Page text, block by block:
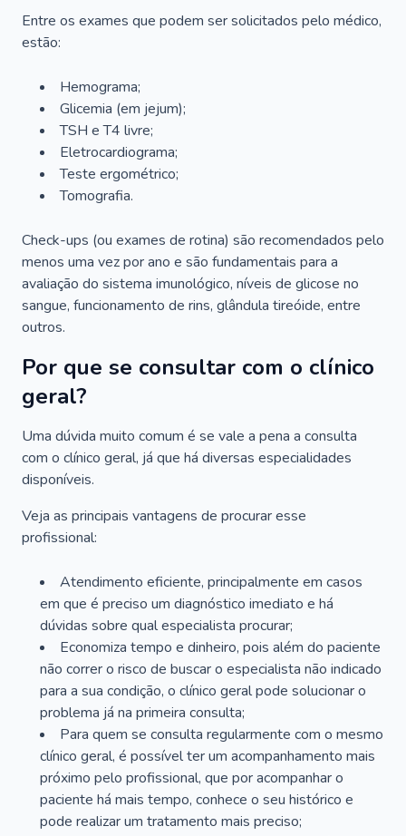
Entre os exames que podem ser solicitados pelo médico,
estão:
Hemograma;
Glicemia (em jejum);
TSH e T4 livre;
Eletrocardiograma;
Teste ergométrico;
Tomografia.
Check-ups (ou exames de rotina) são recomendados pelo
menos uma vez por ano e são fundamentais para a
avaliação do sistema imunológico, níveis de glicose no
sangue, funcionamento de rins, glândula tireóide, entre
outros.
Por que se consultar com o clínico
geral?
Uma dúvida muito comum é se vale a pena a consulta
com o clínico geral, já que há diversas especialidades
disponíveis.
Veja as principais vantagens de procurar esse
profissional:
Atendimento eficiente, principalmente em casos
em que é preciso um diagnóstico imediato e há
dúvidas sobre qual especialista procurar;
Economiza tempo e dinheiro, pois além do paciente
não correr o risco de buscar o especialista não indicado
para a sua condição, o clínico geral pode solucionar o
problema já na primeira consulta;
Para quem se consulta regularmente com o mesmo
clínico geral, é possível ter um acompanhamento mais
próximo pelo profissional, que por acompanhar o
paciente há mais tempo, conhece o seu histórico e
pode realizar um tratamento mais preciso;